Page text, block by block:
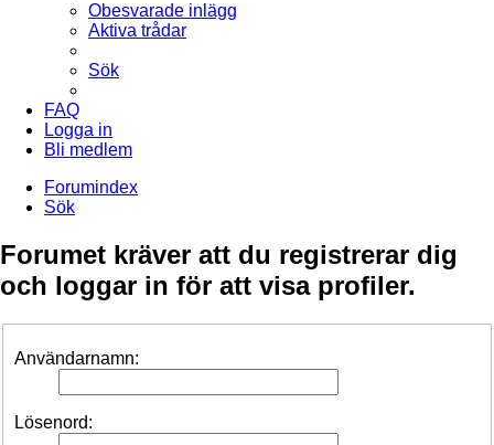
Obesvarade inlägg
Aktiva trådar
Sök
FAQ
Logga in
Bli medlem
Forumindex
Sök
Forumet kräver att du registrerar dig
och loggar in för att visa profiler.
Användarnamn:
Lösenord: